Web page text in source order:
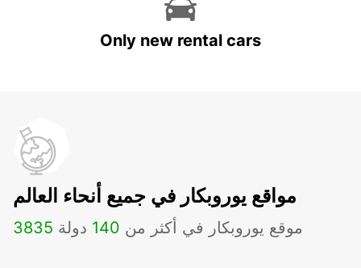
Only new rental cars
مواقع يوروبكار في جميع أنحاء العالم
3835 موقع يوروبكار في أكثر من 140 دولة